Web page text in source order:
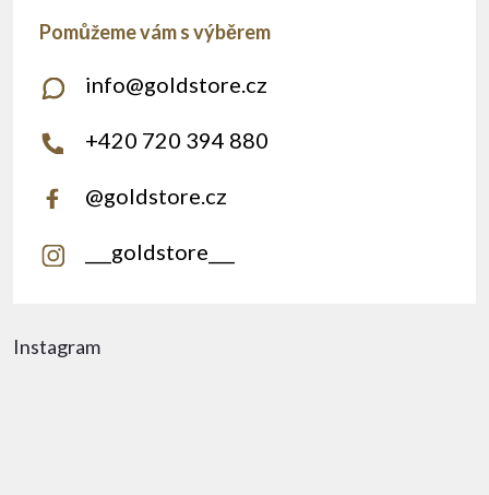
Instagram
info@goldstore.cz
+420 720 394 880
@goldstore.cz
___goldstore___